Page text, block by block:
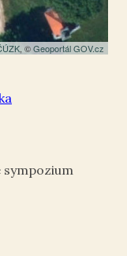
, ©Geoportál GOV.cz
sympozium